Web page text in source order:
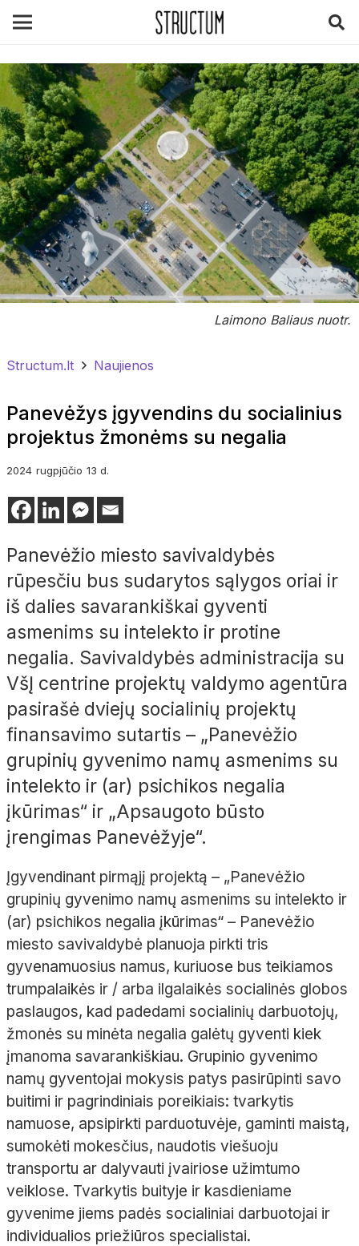
Laimono Baliaus nuotr.
Structum.lt Naujienos
Panevėžys įgyvendins du socialinius
projektus žmonėms su negalia
2024 rugpjūčio 13 d.
Panevėžio miesto savivaldybės
rūpesčiu bus sudarytos sąlygos oriai ir
iš dalies savarankiškai gyventi
asmenims su intelekto ir protine
negalia. Savivaldybės administracija su
VšĮ centrine projektų valdymo agentūra
pasirašė dviejų socialinių projektų
finansavimo sutartis – „Panevėžio
grupinių gyvenimo namų asmenims su
intelekto ir (ar) psichikos negalia
įkūrimas“ ir „Apsaugoto būsto
įrengimas Panevėžyje“.
Įgyvendinant pirmąjį projektą – „Panevėžio
grupinių gyvenimo namų asmenims su intelekto ir
(ar) psichikos negalia įkūrimas“ – Panevėžio
miesto savivaldybė planuoja pirkti tris
gyvenamuosius namus, kuriuose bus teikiamos
trumpalaikės ir / arba ilgalaikės socialinės globos
paslaugos, kad padedami socialinių darbuotojų,
žmonės su minėta negalia galėtų gyventi kiek
įmanoma savarankiškiau. Grupinio gyvenimo
namų gyventojai mokysis patys pasirūpinti savo
buitimi ir pagrindiniais poreikiais: tvarkytis
namuose, apsipirkti parduotuvėje, gaminti maistą,
sumokėti mokesčius, naudotis viešuoju
transportu ar dalyvauti įvairiose užimtumo
veiklose. Tvarkytis buityje ir kasdieniame
gyvenime jiems padės socialiniai darbuotojai ir
individualios priežiūros specialistai.